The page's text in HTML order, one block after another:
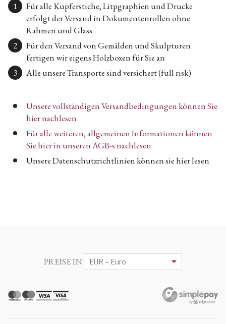
Für alle Kupferstiche, Litpgraphien und Drucke
erfolgt der Versand in Dokumentenrollen ohne
Rahmen und Glass
Für den Versand von Gemälden und Skulpturen
fertigen wir eigens Holzboxen für Sie an
Alle unsere Transporte sind versichert (full risk)
Unsere vollständigen Versandbedingungen können Sie
hier nachlesen
Für alle weiteren, allgemeinen Informationen können
Sie hier in unseren AGB-s nachlesen
Unsere Datenschutzrichtlinien können sie hier lesen
PREISE IN